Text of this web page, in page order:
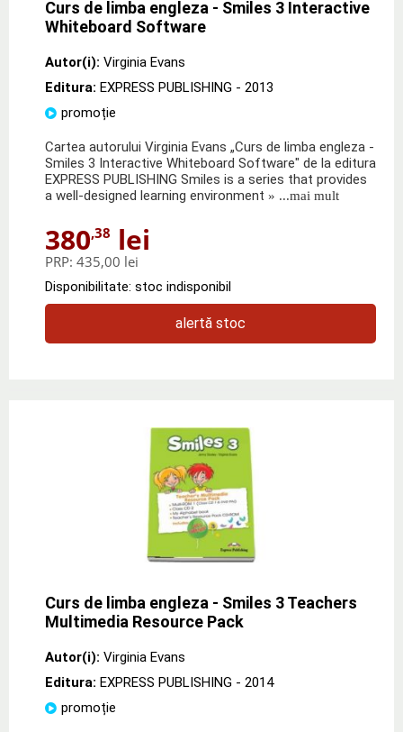
Curs de limba engleza - Smiles 3 Interactive
Whiteboard Software
Autor(i): Virginia Evans
Editura: EXPRESS PUBLISHING - 2013
promoție
Cartea autorului Virginia Evans „Curs de limba engleza -
Smiles 3 Interactive Whiteboard Software" de la editura
EXPRESS PUBLISHING Smiles is a series that provides
a well-designed learning environment » ...mai mult
380,38 lei
PRP: 435,00 lei
Disponibilitate: stoc indisponibil
alertă stoc
Curs de limba engleza - Smiles 3 Teachers
Multimedia Resource Pack
Autor(i): Virginia Evans
Editura: EXPRESS PUBLISHING - 2014
promoție